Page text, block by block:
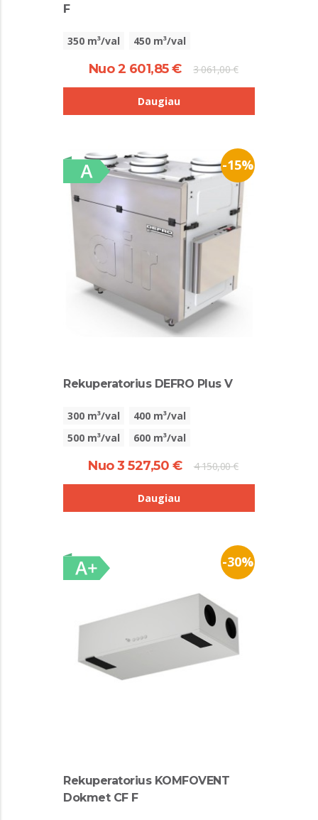
F
350 m³/val 450 m³/val
Nuo 2 601,85 € 3 061,00 €
Daugiau
-15%
Rekuperatorius DEFRO Plus V
300 m³/val
400 m³/val
500 m³/val
600 m³/val
Nuo 3 527,50 € 4 150,00 €
Daugiau
-30%
Rekuperatorius KOMFOVENT
Dokmet CF F